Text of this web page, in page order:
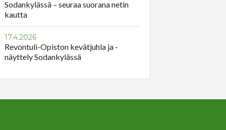
Sodankylässä – seuraa suorana netin
kautta
17.4.2026
Revontuli-Opiston kevätjuhla ja -
näyttely Sodankylässä